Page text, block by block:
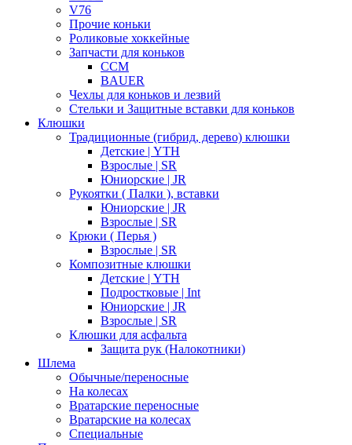
V76
Прочие коньки
Роликовые хоккейные
Запчасти для коньков
CCM
BAUER
Чехлы для коньков и лезвий
Стельки и Защитные вставки для коньков
Клюшки
Традиционные (гибрид, дерево) клюшки
Детские | YTH
Взрослые | SR
Юниорские | JR
Рукоятки ( Палки ), вставки
Юниорские | JR
Взрослые | SR
Крюки ( Перья )
Взрослые | SR
Композитные клюшки
Детские | YTH
Подростковые | Int
Юниорские | JR
Взрослые | SR
Клюшки для асфальта
Защита рук (Налокотники)
Шлема
Обычные/переносные
На колесах
Вратарские переносные
Вратарские на колесах
Специальные